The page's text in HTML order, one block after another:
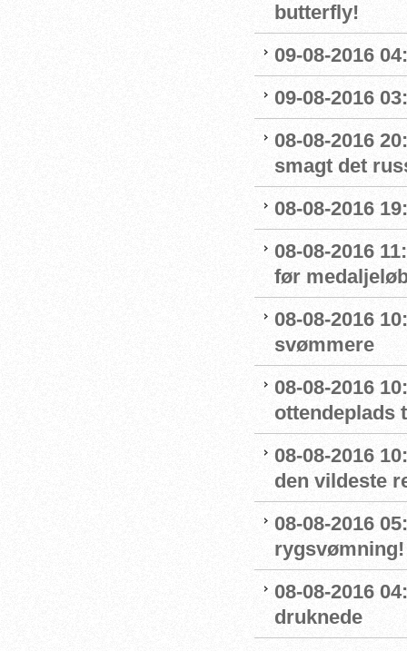
butterfly!
09-08-2016
09-08-2016
08-08-2016
smagt det
08-08-2016
08-08-2016
før
08-08-2016
svømmere
08-08-2016
ottendeplads
08-08-2016
den vildeste
08-08-2016
rygsvømning!
08-08-2016
druknede